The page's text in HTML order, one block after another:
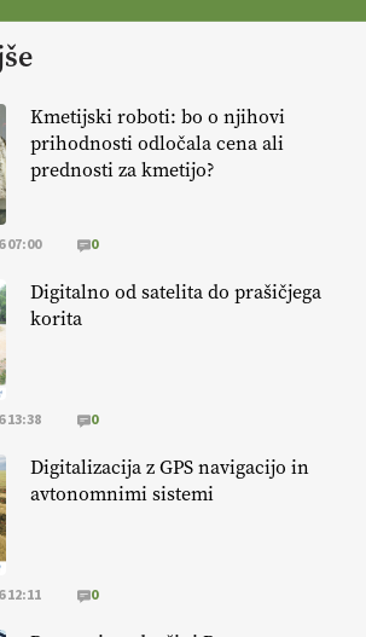
življenja. VEČ
#IMCAP #CAP
14.07.2026
]
Danes ni pomembna le količina hrane,
pridelave
#blog https://t.co/2sllAmcKwG
temelj uspešne ekološke pridelave.
@EUAgri #IMCAP #CAP
zrasla v uspešno kmetijsko in
xp1oihBDaJ
Kmetijski roboti: bo o njihovi
prihodnosti odločala cena ali
prednosti za kmetijo?
07:00 0
Digitalno od satelita do prašičjega
korita
13:38 0
Digitalizacija z GPS navigacijo in
avtonomnimi sistemi
12:11 0